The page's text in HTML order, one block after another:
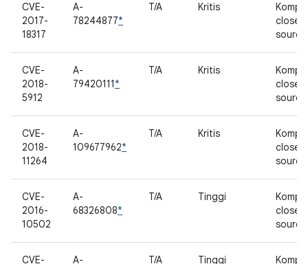
CVE-
2017-
18317
A-
78244877*
T/A Kritis
closed
source
CVE-
2018-
5912
A-
79420111*
T/A Kritis
closed
source
CVE-
2018-
11264
A-
109677962*
T/A Kritis
closed
source
CVE-
2016-
10502
A-
68326808*
T/A Tinggi
closed
source
CVE-
A-
T/A Tinggi